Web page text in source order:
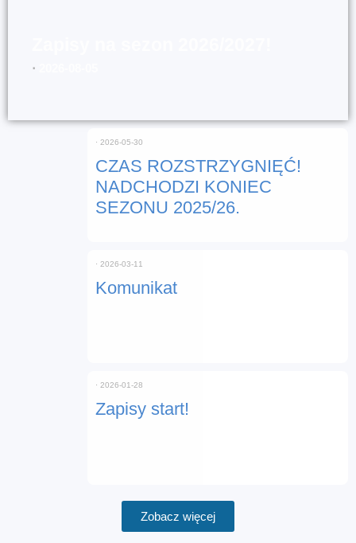
⋅
CZAS ROZSTRZYGNIĘĆ!
NADCHODZI KONIEC
SEZONU 2025/26.
⋅ 2026-05-30
Komunikat
⋅ 2026-03-11
Zapisy start!
⋅ 2026-01-28
Zobacz więcej